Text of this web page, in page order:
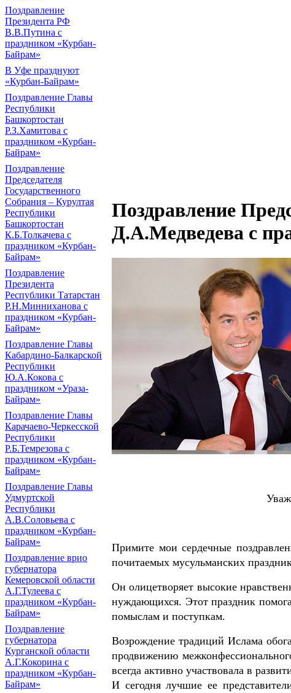
Поздравление
Президента РФ
В.В.Путина с
праздником «Курбан-
Байрам»
В Уфе празднуют
«Курбан-Байрам»
Поздравление Главы
Республики
Башкортостан
Р.З.Хамитова с
праздником «Курбан-
Байрам»
Поздравление
Председателя
Государственного
Собрания – Курултая
Республики
Башкортостан
К.Б.Толкачева с
праздником «Курбан-
Байрам»
Поздравление
Президента
Республики Татарстан
Р.Н.Минниханова с
праздником «Курбан-
Байрам»
Поздравление Главы
Кабардино-Балкарской
Республики
Ю.А.Кокова с
праздником «Ураза-
Байрам»
Поздравление Главы
Карачаево-Черкесской
Республики
Р.Б.Темрезова с
праздником «Курбан-
Байрам»
Поздравление Главы
Удмуртской
Республики
А.В.Соловьева с
праздником «Курбан-
Байрам»
Поздравление врио
губернатора
Кемеровской области
А.Г.Тулеева с
праздником «Курбан-
Байрам»
Поздравление
губернатора
Курганской области
А.Г.Кокорина с
праздником «Курбан-
Байрам»
Поздравление
Д.А.Медведева с
Примите мои сердечные
почитаемых мусульманских
Он олицетворяет высокие
нуждающихся. Этот праздник
помыслам и поступкам.
Возрождение традиций Ислама
продвижению
всегда активно участвовала в
И сегодня лучшие ее